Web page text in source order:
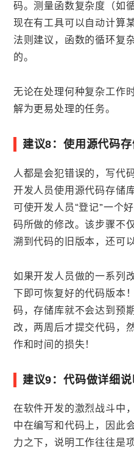
码。测量函数复杂度（如
现在有工具可以自动计算
法则建议，函数的循环复
的。
无论在处理何种复杂工作
解为更易处理的任务。
建议8：使用源代码
人都是会犯错误的，写代
开发人员使用源代码存储
可使开发人员“登记”一个
码所做的修改。该步骤不
溯到代码的旧版本，还可
如果开发人员做的一系列
下即可恢复好的代码版本
码，存储库就不会达到预
改，两周后才提交代码，
作和时间的损失！
建议9：代码做详细说
在软件开发的激烈战斗中
中在编写和代码上，因此
力之下，说明工作往往是